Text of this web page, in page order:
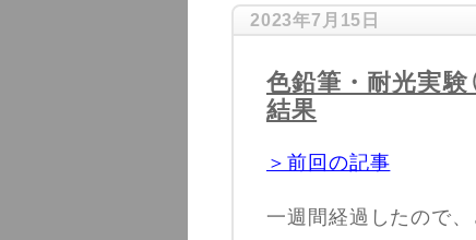
2023年7月15日
色鉛筆・耐光実験
結果
＞前回の記事
一週間経過したので